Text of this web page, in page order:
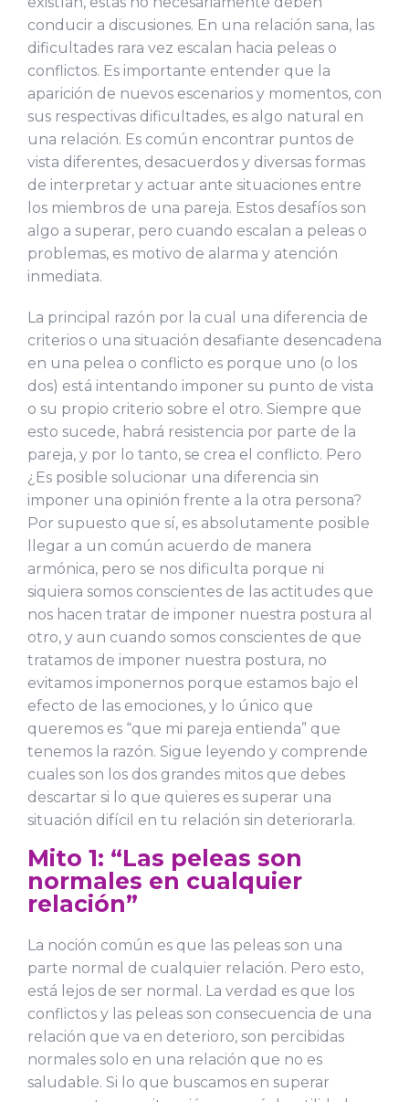
conducir a discusiones. En una relación sana, las
dificultades rara vez escalan hacia peleas o
conflictos. Es importante entender que la
aparición de nuevos escenarios y momentos, con
sus respectivas dificultades, es algo natural en
una relación. Es común encontrar puntos de
vista diferentes, desacuerdos y diversas formas
de interpretar y actuar ante situaciones entre
los miembros de una pareja. Estos desafíos son
algo a superar, pero cuando escalan a peleas o
problemas, es motivo de alarma y atención
inmediata.
La principal razón por la cual una diferencia de
criterios o una situación desafiante desencadena
en una pelea o conflicto es porque uno (o los
dos) está intentando imponer su punto de vista
o su propio criterio sobre el otro. Siempre que
esto sucede, habrá resistencia por parte de la
pareja, y por lo tanto, se crea el conflicto. Pero
¿Es posible solucionar una diferencia sin
imponer una opinión frente a la otra persona?
Por supuesto que sí, es absolutamente posible
llegar a un común acuerdo de manera
armónica, pero se nos dificulta porque ni
siquiera somos conscientes de las actitudes que
nos hacen tratar de imponer nuestra postura al
otro, y aun cuando somos conscientes de que
tratamos de imponer nuestra postura, no
evitamos imponernos porque estamos bajo el
efecto de las emociones, y lo único que
queremos es “que mi pareja entienda” que
tenemos la razón. Sigue leyendo y comprende
cuales son los dos grandes mitos que debes
descartar si lo que quieres es superar una
situación difícil en tu relación sin deteriorarla.
Mito 1: “Las peleas son
normales en cualquier
relación”
La noción común es que las peleas son una
parte normal de cualquier relación. Pero esto,
está lejos de ser normal. La verdad es que los
conflictos y las peleas son consecuencia de una
relación que va en deterioro, son percibidas
normales solo en una relación que no es
saludable. Si lo que buscamos en superar